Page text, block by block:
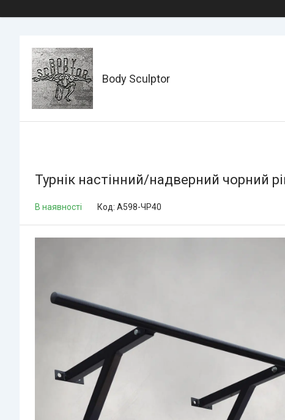
Body Sculptor
Турнік настінний/надверний чорний
В наявності Код: А598-ЧР40